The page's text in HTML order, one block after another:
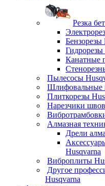
Резка
Бензорезы
Гидрорезы
Канатные
Пылесосы
Шлифовальные
Плиткорезы
Нарезчики
Алмазная
Дрели
Husqvarna
Виброплиты
Другое
Husqvarna